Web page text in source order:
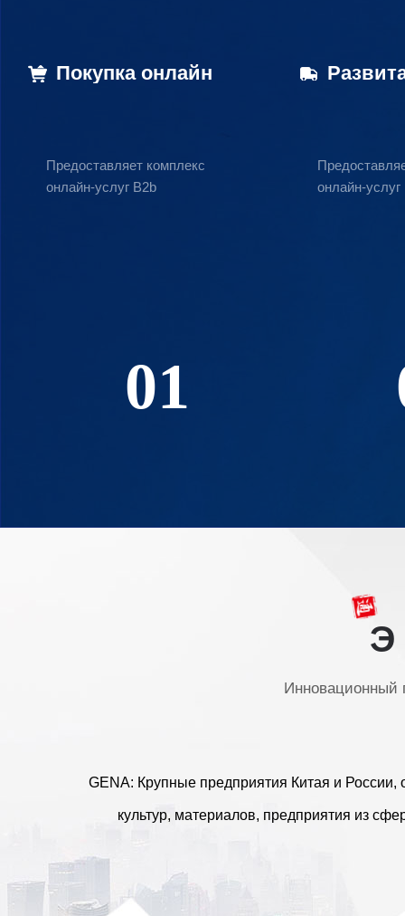
Покупка онлайн
Предоставляет комплекс
онлайн-услуг B2b
01
онлайн-услуг
Э
Инновационный
GENA: Крупные предприятия Китая и
культур, материалов, предприятия из